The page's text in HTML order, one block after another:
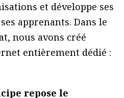
et développe ses
apprenants. Dans le
nous avons créé
entièrement dédié :
repose le